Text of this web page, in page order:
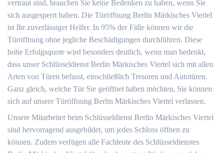
vertraut sind, brauchen Sie keine Bedenken zu haben, wenn Sie
sich ausgesperrt haben. Die Türöffnung Berlin Märkisches Viertel
ist Ihr zuverlässiger Helfer. In 95% der Fälle können wir die
Türöffnung ohne jegliche Beschädigungen durchführen. Diese
hohe Erfolgsquote wird besonders deutlich, wenn man bedenkt,
dass unser Schlüsseldienst Berlin Märkisches Viertel sich mit allen
Arten von Türen befasst, einschließlich Tresoren und Autotüren.
Ganz gleich, welche Tür Sie geöffnet haben möchten, Sie können
sich auf unsere Türöffnung Berlin Märkisches Viertel verlassen.
Unsere Mitarbeiter beim Schlüsseldienst Berlin Märkisches Viertel
sind hervorragend ausgebildet, um jedes Schloss öffnen zu
können. Zudem verfügen alle Fachleute des Schlüsseldienstes